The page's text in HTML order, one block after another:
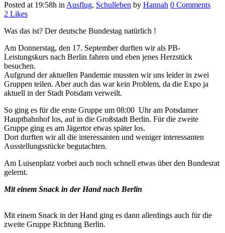
Posted at 19:58h in Ausflug, Schulleben by Hannah 0 Comments
2 Likes
Was das ist? Der deutsche Bundestag natürlich !
Am Donnerstag, den 17. September durften wir als PB-
Leistungskurs nach Berlin fahren und eben jenes Herzstück
besuchen.
Aufgrund der aktuellen Pandemie mussten wir uns leider in zwei
Gruppen teilen. Aber auch das war kein Problem, da die Expo ja
aktuell in der Stadt Potsdam verweilt.
So ging es für die erste Gruppe um 08:00 Uhr am Potsdamer
Hauptbahnhof los, auf in die Großstadt Berlin. Für die zweite
Gruppe ging es am Jägertor etwas später los.
Dort durften wir all die interessanten und weniger interessanten
Ausstellungsstücke begutachten.
Am Luisenplatz vorbei auch noch schnell etwas über den Bundesrat
gelernt.
Mit einem Snack in der Hand nach Berlin
Mit einem Snack in der Hand ging es dann allerdings auch für die
zweite Gruppe Richtung Berlin.